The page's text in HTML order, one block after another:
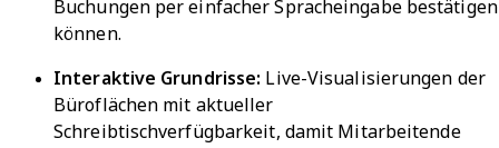
Buchungen per einfacher Spracheingabe bestätigen
können.
Interaktive Grundrisse: Live-Visualisierungen der
Büroflächen mit aktueller
Schreibtischverfügbarkeit, damit Mitarbeitende